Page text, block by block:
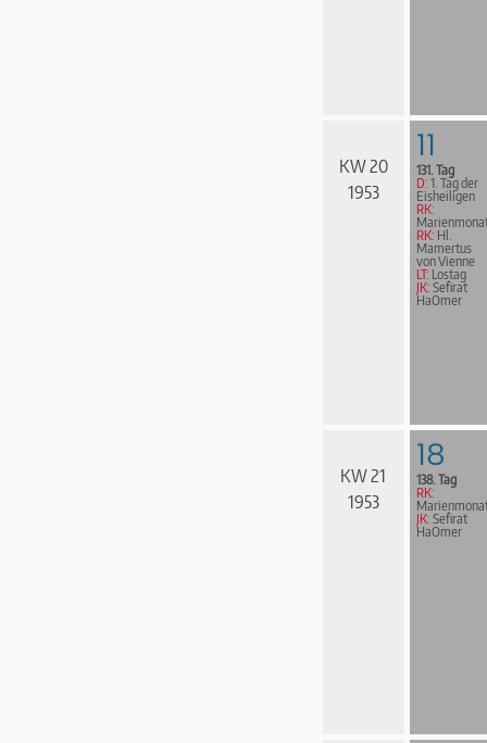
KW 20
1953
11
131. Tag
D: 1. Tag der
Eisheiligen
RK:
RK: Hl.
Mamertus
von Vienne
LT: Lostag
JK: Sefirat
HaOmer
KW 21
1953
18
138. Tag
RK:
JK: Sefirat
HaOmer